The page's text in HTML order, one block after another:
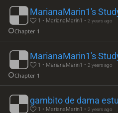
MarianaMarin1's
1 • MarianaMarin1 •2 years ago
Chapter 1
MarianaMarin1's
1 • MarianaMarin1 •2 years ago
Chapter 1
gambito de dama
1 • MarianaMarin1 •2 years ago